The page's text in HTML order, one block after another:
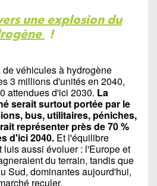
une explosion du
!
véhicules à hydrogène
3 millions d'unités en 2040,
attendues d'ici 2030. La
serait surtout portée par le
bus, utilitaires, péniches,
représenter près de 70 %
d'ici 2040. Et l'équilibre
aussi évoluer : l'Europe et
du terrain, tandis que
Sud, dominantes aujourd'hui,
reculer.